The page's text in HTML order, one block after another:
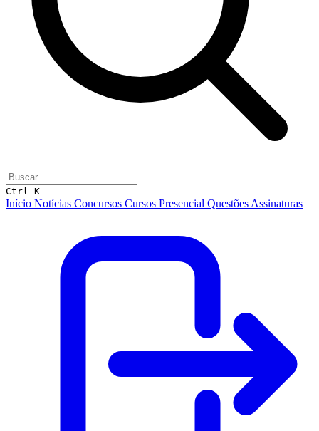
Ctrl K
Início Notícias Concursos Cursos Presencial Questões Assinaturas